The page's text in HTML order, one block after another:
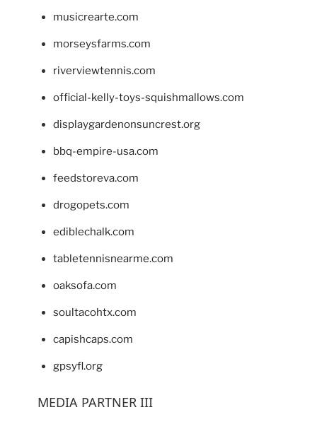
musicrearte.com
morseysfarms.com
riverviewtennis.com
official-kelly-toys-squishmallows.com
displaygardenonsuncrest.org
bbq-empire-usa.com
feedstoreva.com
drogopets.com
ediblechalk.com
tabletennisnearme.com
oaksofa.com
soultacohtx.com
capishcaps.com
gpsyfl.org
MEDIA PARTNER III